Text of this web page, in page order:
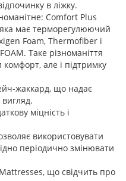
в ліжку.
Comfort Plus
має терморегулюючий
Foam, Thermofiber і
Таке різноманіття
комфорт, але і підтримку
жаккард, що надає
міцність і
використовувати
періодично змінювати
що свідчить про